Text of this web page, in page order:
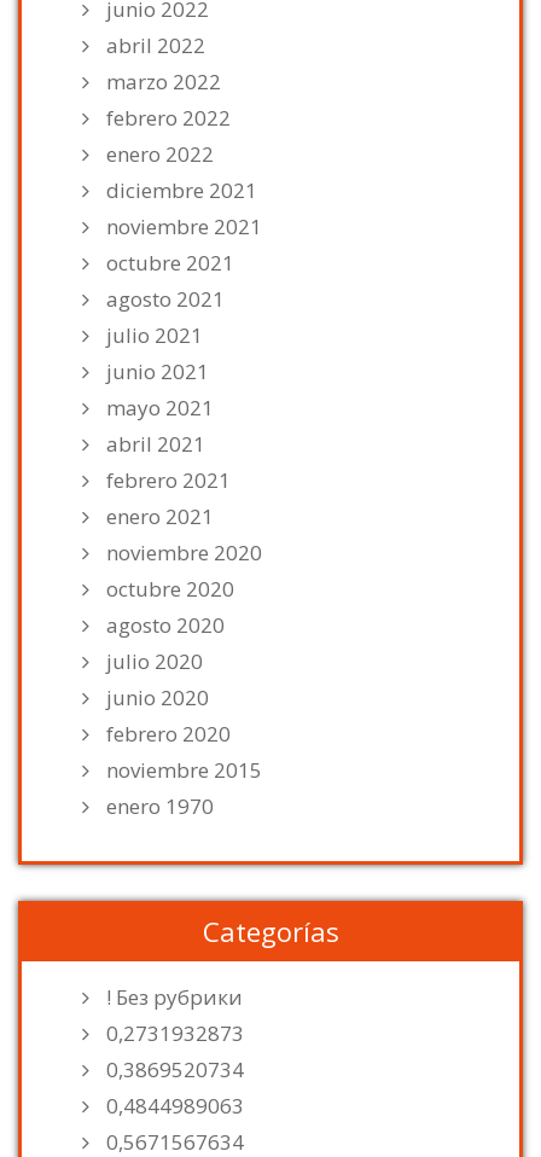
junio 2022
abril 2022
marzo 2022
febrero 2022
enero 2022
diciembre 2021
noviembre 2021
octubre 2021
agosto 2021
julio 2021
junio 2021
mayo 2021
abril 2021
febrero 2021
enero 2021
noviembre 2020
octubre 2020
agosto 2020
julio 2020
junio 2020
febrero 2020
noviembre 2015
enero 1970
Categorías
! Без рубрики
0,2731932873
0,3869520734
0,4844989063
0,5671567634